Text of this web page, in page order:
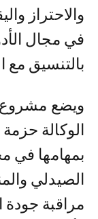
والاحتراز
في مجال
بالتنسيق مع
الوكالة
بمهامها في
الصيدلي
مراقبة جودة